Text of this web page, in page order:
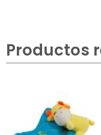
Productos